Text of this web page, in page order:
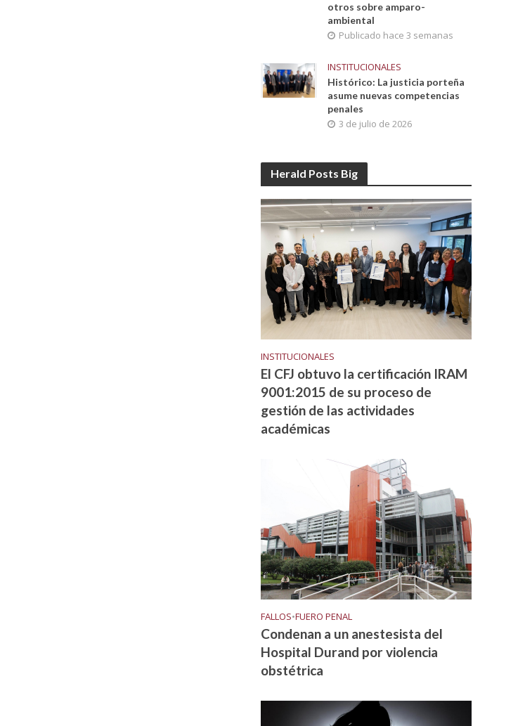
otros sobre amparo-
ambiental
Publicado hace 3 semanas
INSTITUCIONALES
Histórico: La justicia porteña
asume nuevas competencias
penales
3 de julio de 2026
Herald Posts Big
INSTITUCIONALES
El CFJ obtuvo la certificación IRAM
9001:2015 de su proceso de
gestión de las actividades
académicas
FALLOS•FUERO PENAL
Condenan a un anestesista del
Hospital Durand por violencia
obstétrica